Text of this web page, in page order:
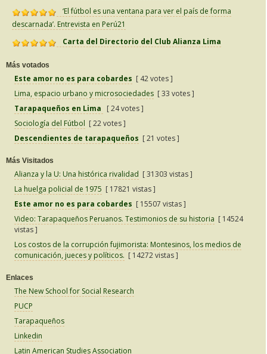
‘El fútbol es una ventana para ver el país de forma
descarnada’. Entrevista en Perú21
Carta del Directorio del Club Alianza Lima
Más votados
Este amor no es para cobardes [ 42 votes ]
Lima, espacio urbano y microsociedades [ 33 votes ]
Tarapaqueños en Lima
[ 24 votes ]
Sociología del Fútbol [ 22 votes ]
Descendientes de tarapaqueños [ 21 votes ]
Más Visitados
Alianza y la U: Una histórica rivalidad [ 31303 vistas ]
La huelga policial de 1975 [ 17821 vistas ]
Este amor no es para cobardes [ 15507 vistas ]
Video: Tarapaqueños Peruanos. Testimonios de su historia [ 14524
vistas ]
Los costos de la corrupción fujimorista: Montesinos, los medios de
comunicación, jueces y políticos. [ 14272 vistas ]
Enlaces
The New School for Social Research
PUCP
Tarapaqueños
Linkedin
Latin American Studies Association